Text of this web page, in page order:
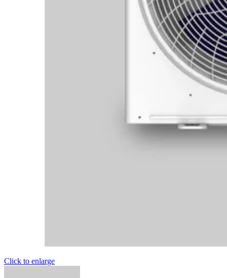
Click to enlarge